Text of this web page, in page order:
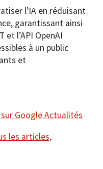
l’IA en réduisant
garantissant ainsi
et l’API OpenAI
à un public
et
Google Actualités
les articles,